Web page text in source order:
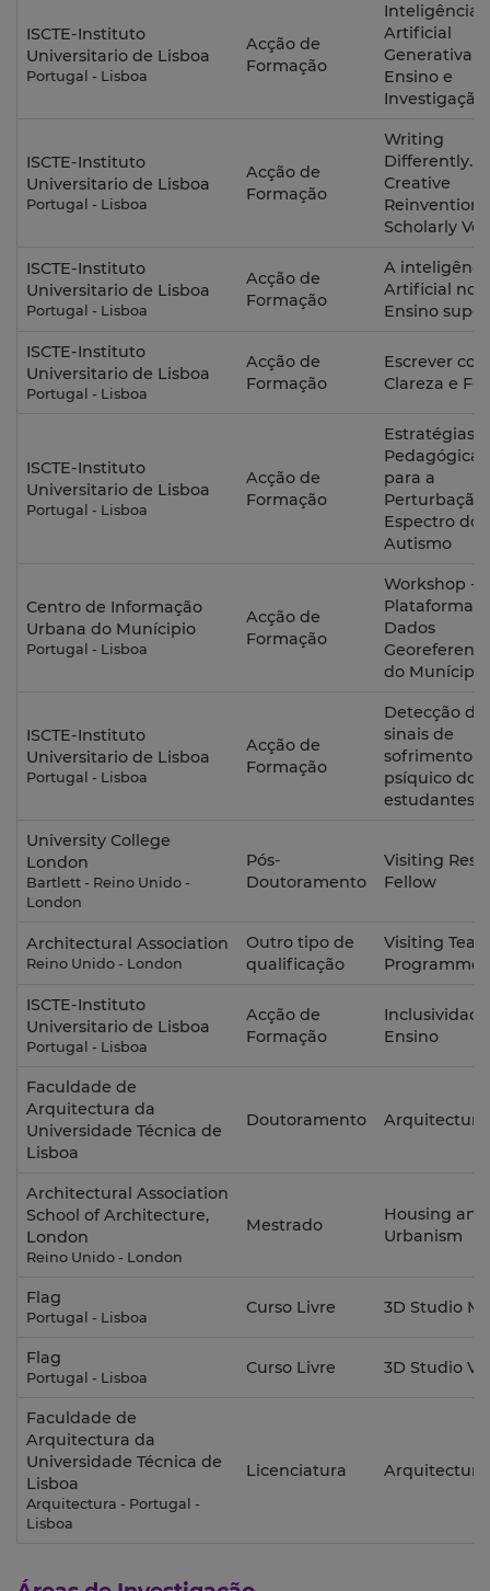
ISCTE-Instituto
Universitario de Lisboa
Portugal - Lisboa
Acção de
Formação
Inteligência
Artificial
Generativa
Ensino e
Investigação
ISCTE-Instituto
Universitario de Lisboa
Portugal - Lisboa
Acção de
Formação
Writing
Differently.
Creative
Reinvention
Scholarly
ISCTE-Instituto
Universitario de Lisboa
Portugal - Lisboa
Acção de
Formação
A
Artificial no
Ensino
ISCTE-Instituto
Universitario de Lisboa
Portugal - Lisboa
Acção de
Formação
Escrever
Clareza e
ISCTE-Instituto
Universitario de Lisboa
Portugal - Lisboa
Acção de
Formação
Estratégias
Pedagógicas
para a
Perturbação
Espectro do
Autismo
Centro de Informação
Urbana do Munícipio
Portugal - Lisboa
Acção de
Formação
Workshop -
Plataformas
Dados
do
ISCTE-Instituto
Universitario de Lisboa
Portugal - Lisboa
Acção de
Formação
Detecção de
sinais de
sofrimento
psíquico dos
estudantes
University College
London
Bartlett - Reino Unido -
London
Pós-
Doutoramento
Visiting
Fellow
Architectural Association
Reino Unido - London
Outro tipo de
qualificação
Visiting
Programme
ISCTE-Instituto
Universitario de Lisboa
Portugal - Lisboa
Acção de
Formação
Ensino
Faculdade de
Arquitectura da
Universidade Técnica de
Lisboa
Doutoramento Arquitectura
Architectural Association
School of Architecture,
London
Reino Unido - London
Mestrado
Housing and
Urbanism
Flag
Portugal - Lisboa
Curso Livre 3D Studio
Flag
Portugal - Lisboa
Curso Livre 3D Studio Viz
Faculdade de
Arquitectura da
Universidade Técnica de
Lisboa
Arquitectura - Portugal -
Lisboa
Licenciatura Arquitectura